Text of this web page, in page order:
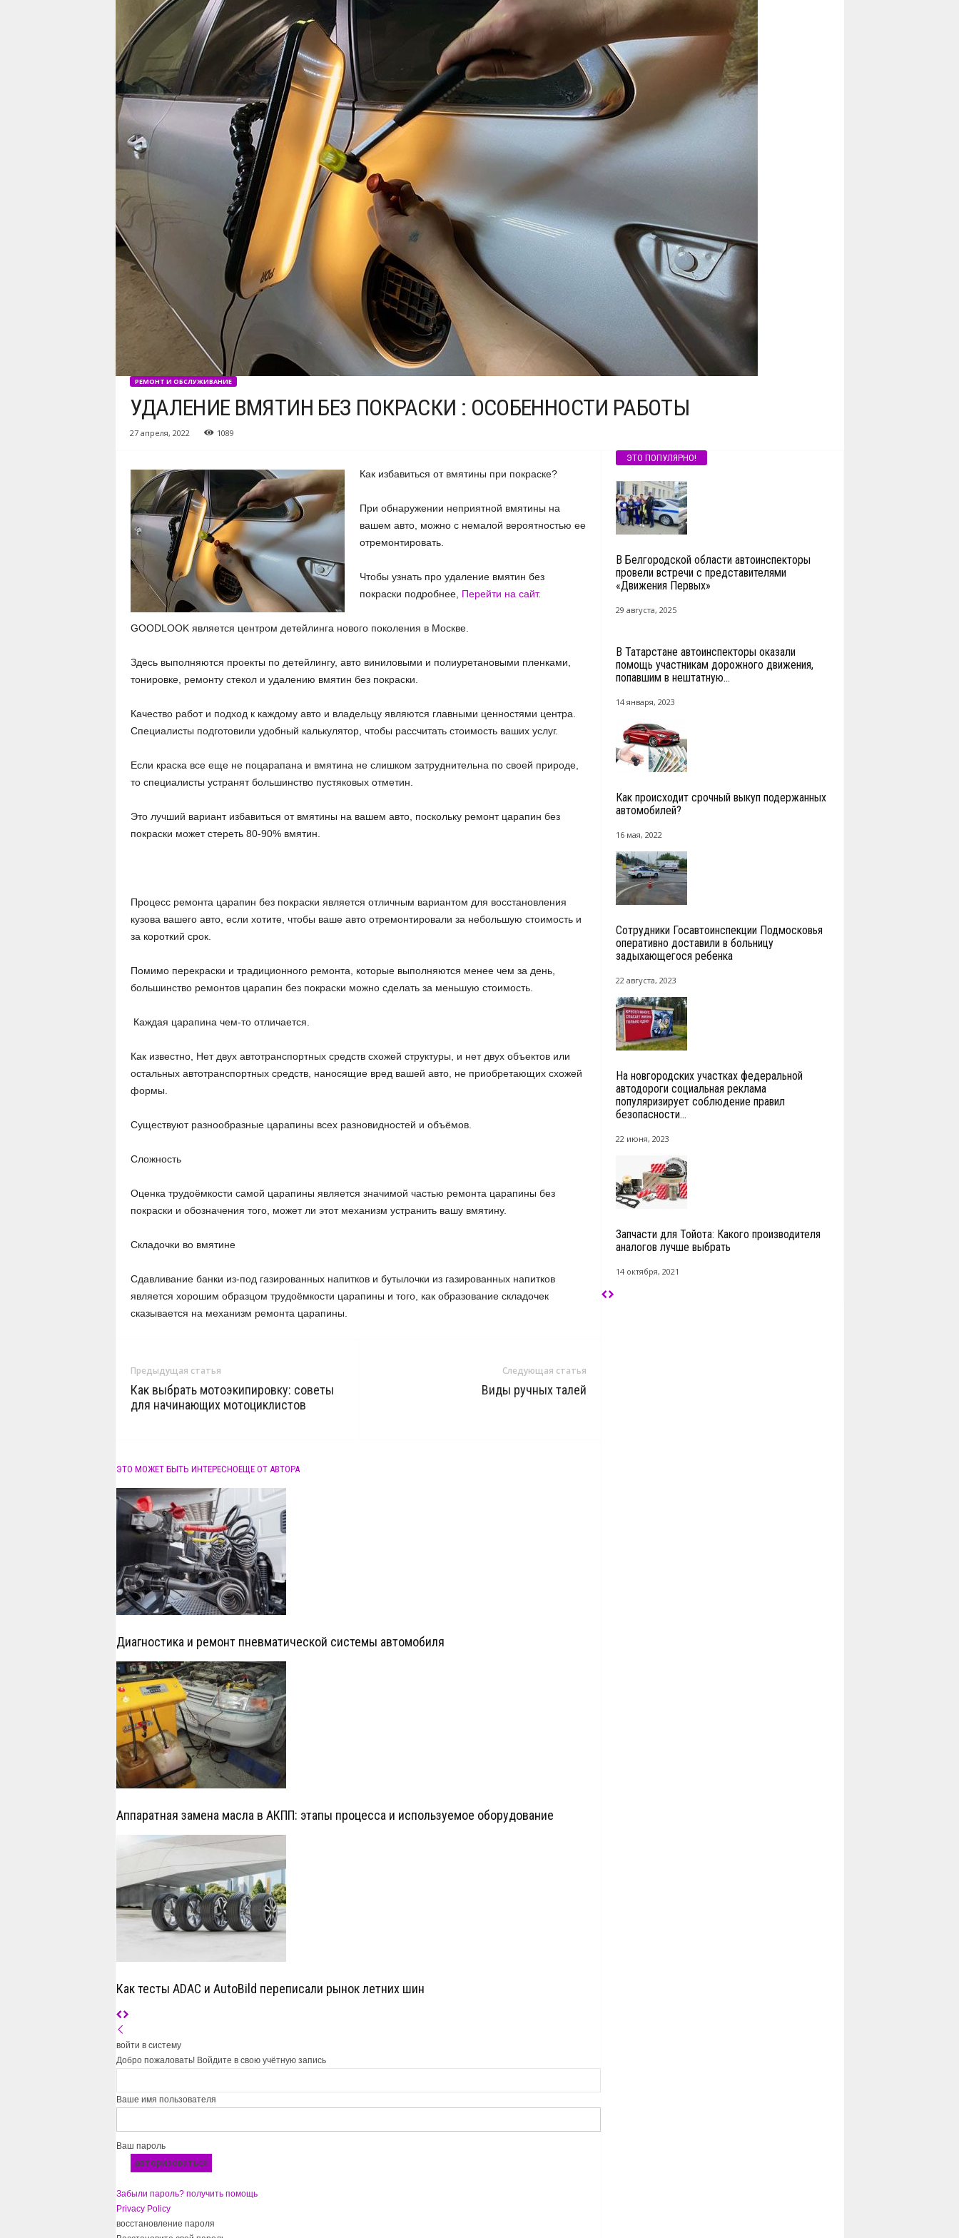
РЕМОНТ И ОБСЛУЖИВАНИЕ
УДАЛЕНИЕ ВМЯТИН БЕЗ ПОКРАСКИ : ОСОБЕННОСТИ РАБОТЫ
27 апреля, 2022 1089
Как избавиться от вмятины при покраске?
При обнаружении неприятной вмятины на
вашем авто, можно с немалой вероятностью ее
отремонтировать.
Чтобы узнать про удаление вмятин без
покраски подробнее, Перейти на сайт.
GOODLOOK является центром детейлинга нового поколения в Москве.
Здесь выполняются проекты по детейлингу, авто виниловыми и полиуретановыми пленками,
тонировке, ремонту стекол и удалению вмятин без покраски.
Качество работ и подход к каждому авто и владельцу являются главными ценностями центра.
Специалисты подготовили удобный калькулятор, чтобы рассчитать стоимость ваших услуг.
Если краска все еще не поцарапана и вмятина не слишком затруднительна по своей природе,
то специалисты устранят большинство пустяковых отметин.
Это лучший вариант избавиться от вмятины на вашем авто, поскольку ремонт царапин без
покраски может стереть 80-90% вмятин.
Процесс ремонта царапин без покраски является отличным вариантом для восстановления
кузова вашего авто, если хотите, чтобы ваше авто отремонтировали за небольшую стоимость и
за короткий срок.
Помимо перекраски и традиционного ремонта, которые выполняются менее чем за день,
большинство ремонтов царапин без покраски можно сделать за меньшую стоимость.
Каждая царапина чем-то отличается.
Как известно, Нет двух автотранспортных средств схожей структуры, и нет двух объектов или
остальных автотранспортных средств, наносящие вред вашей авто, не приобретающих схожей
формы.
Существуют разнообразные царапины всех разновидностей и объёмов.
Сложность
Оценка трудоёмкости самой царапины является значимой частью ремонта царапины без
покраски и обозначения того, может ли этот механизм устранить вашу вмятину.
Складочки во вмятине
Сдавливание банки из-под газированных напитков и бутылочки из газированных напитков
является хорошим образцом трудоёмкости царапины и того, как образование складочек
сказывается на механизм ремонта царапины.
Предыдущая статья
Как выбрать мотоэкипировку: советы
для начинающих мотоциклистов
Следующая статья
Виды ручных талей
ЭТО МОЖЕТ БЫТЬ ИНТЕРЕСНОЕЩЕ ОТ АВТОРА
Диагностика и ремонт пневматической системы автомобиля
Аппаратная замена масла в АКПП: этапы процесса и используемое оборудование
Как тесты ADAC и AutoBild переписали рынок летних шин
войти в систему
Добро пожаловать! Войдите в свою учётную запись
Ваше имя пользователя
Ваш пароль
Забыли пароль? получить помощь
Privacy Policy
восстановление пароля
ЭТО ПОПУЛЯРНО!
В Белгородской области автоинспекторы
провели встречи с представителями
«Движения Первых»
29 августа, 2025
В Татарстане автоинспекторы оказали
помощь участникам дорожного движения,
попавшим в нештатную...
14 января, 2023
Как происходит срочный выкуп подержанных
автомобилей?
16 мая, 2022
Сотрудники Госавтоинспекции Подмосковья
оперативно доставили в больницу
задыхающегося ребенка
22 августа, 2023
На новгородских участках федеральной
автодороги социальная реклама
популяризирует соблюдение правил
безопасности...
22 июня, 2023
Запчасти для Тойота: Какого производителя
аналогов лучше выбрать
14 октября, 2021